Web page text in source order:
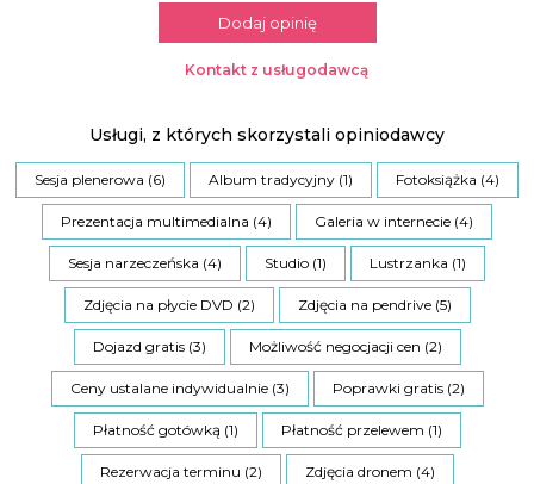
Dodaj opinię
Kontakt z usługodawcą
Usługi, z których skorzystali opiniodawcy
Sesja plenerowa (6) Album tradycyjny (1) Fotoksiążka (4)
Prezentacja multimedialna (4) Galeria w internecie (4)
Sesja narzeczeńska (4) Studio (1) Lustrzanka (1)
Zdjęcia na płycie DVD (2) Zdjęcia na pendrive (5)
Dojazd gratis (3) Możliwość negocjacji cen (2)
Ceny ustalane indywidualnie (3) Poprawki gratis (2)
Płatność gotówką (1) Płatność przelewem (1)
Rezerwacja terminu (2) Zdjęcia dronem (4)